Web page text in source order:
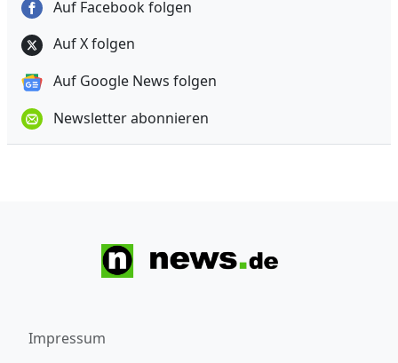
Auf Facebook folgen
Auf X folgen
Auf Google News folgen
Newsletter abonnieren
Impressum